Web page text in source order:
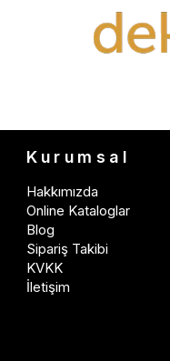
Kurumsal
Hakkımızda
Online Kataloglar
Blog
Sipariş Takibi
KVKK
İletişim